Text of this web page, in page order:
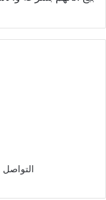
التواصل عبر